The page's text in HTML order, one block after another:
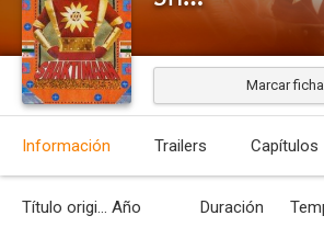
Marcar ficha
Información Trailers Capítulos
Título original Año Duración